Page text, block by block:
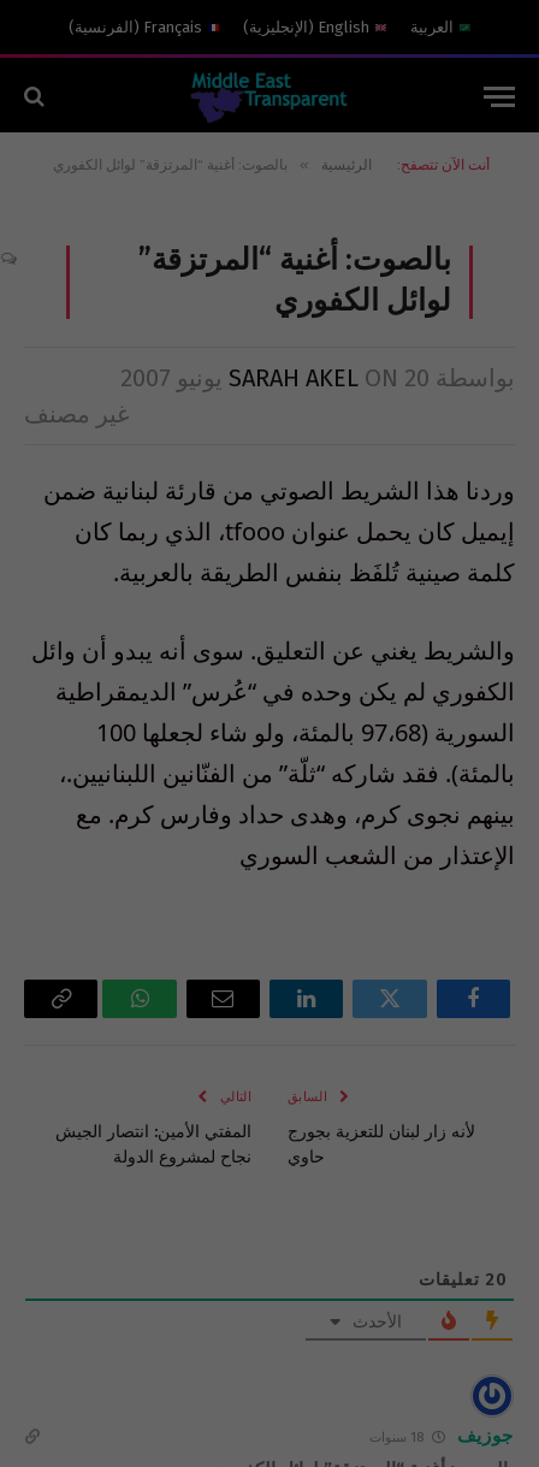
العربية English
( الإنجليزية)
Français
( الفرنسية)
أنت الآن تتصفح: الرئيسية » بالصوت: أغنية “المرتزقة” لوائل الكفوري
بالصوت: أغنية “المرتزقة”
لوائل الكفوري
بواسطة SARAH AKEL ON 20 يونيو 2007
غير مصنف
وردنا هذا الشريط الصوتي من قارئة لبنانية ضمن
إيميل كان يحمل عنوان tfooo، الذي ربما كان
كلمة صينية تُلفَظ بنفس الطريقة بالعربية.
والشريط يغني عن التعليق. سوى أنه يبدو أن وائل
الكفوري لم يكن وحده في “عُرس” الديمقراطية
السورية (97،68 بالمئة، ولو شاء لجعلها 100
بالمئة). فقد شاركه “ثلّة” من الفنّانين اللبنانيين.،
بينهم نجوى كرم، وهدى حداد وفارس كرم. مع
الإعتذار من الشعب السوري
فيسبوك تويتر لينكدإن
البريد
واتساب Copy
السابق
لأنه زار لبنان للتعزية بجورج
حاوي
التالي
المفتي الأمين: انتصار الجيش
نجاح لمشروع الدولة
20 تعليقات
الأحدث
جوزيف 18 سنوات